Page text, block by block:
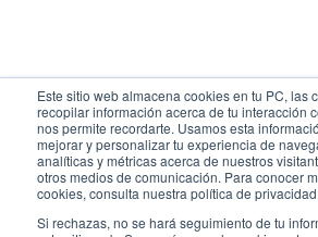
Este sitio web almacena cookies en tu PC, las
recopilar información acerca de tu interacción
nos permite recordarte. Usamos esta
mejorar y personalizar tu experiencia de
analíticas y métricas acerca de nuestros
otros medios de comunicación. Para conocer
cookies, consulta nuestra política de privacidad.
Si rechazas, no se hará seguimiento de tu
Ediciones Cor Iesu Copyright 2020 |
Eliminar cookies